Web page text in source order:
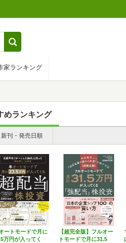
家ランキング
めランキング
新刊・発売日順
ートモードで月に
万円が入ってく
【超完全版】フルオー
トモードで月に31.5